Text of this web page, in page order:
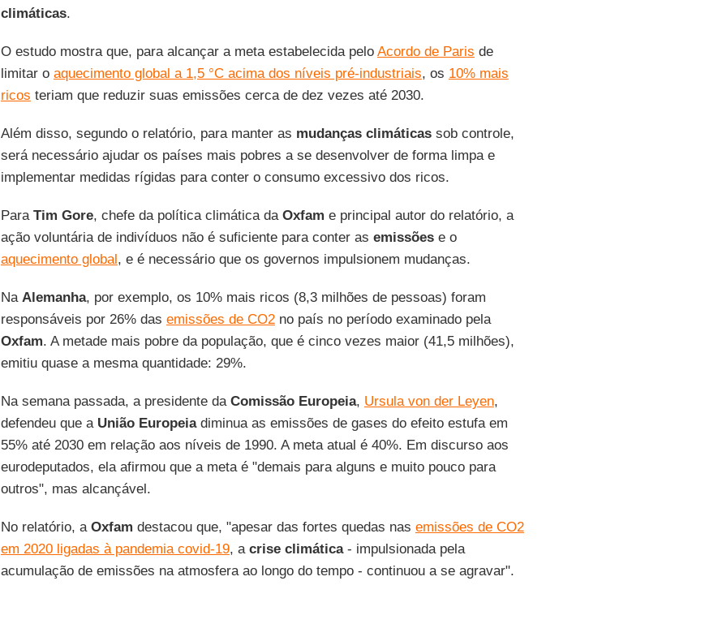
climáticas.
O estudo mostra que, para alcançar a meta estabelecida pelo Acordo de Paris de
limitar o aquecimento global a 1,5 °C acima dos níveis pré-industriais, os 10% mais
ricos teriam que reduzir suas emissões cerca de dez vezes até 2030.
Além disso, segundo o relatório, para manter as mudanças climáticassob controle,
será necessário ajudar os países mais pobres a se desenvolver de forma limpa e
implementar medidas rígidas para conter o consumo excessivo dos ricos.
Para Tim Gore, chefe da política climática da Oxfam e principal autor do relatório, a
ação voluntária de indivíduos não é suficiente para conter as emissõese o
aquecimento global, e é necessário que os governos impulsionem mudanças.
Na Alemanha, por exemplo, os 10% mais ricos (8,3 milhões de pessoas) foram
responsáveis ​​por 26% das emissões de CO2no país no período examinado pela
Oxfam. A metade mais pobre da população, que é cinco vezes maior (41,5 milhões),
emitiu quase a mesma quantidade: 29%.
Na semana passada, a presidente daComissão Europeia, Ursula von der Leyen,
defendeu que a União Europeiadiminua as emissões de gases do efeito estufa em
55% até 2030 em relação aos níveis de 1990. A meta atual é 40%. Em discurso aos
eurodeputados, ela afirmou que a meta é "demais para alguns e muito pouco para
outros", mas alcançável.
No relatório, a Oxfam destacou que, "apesar das fortes quedas nas emissões de CO2
em 2020 ligadas à pandemia covid-19, a crise climática- impulsionada pela
acumulação de emissões na atmosfera ao longo do tempo - continuou a se agravar".